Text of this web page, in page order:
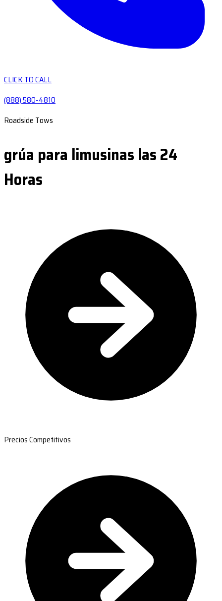
CLICK TO CALL
(888) 580-4810
Roadside Tows
grúa para limusinas las 24
Horas
Precios Competitivos